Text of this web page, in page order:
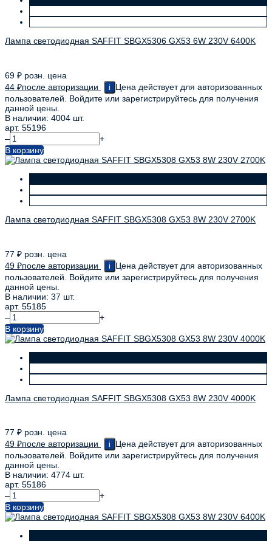
Лампа светодиодная SAFFIT SBGX5306 GX53 6W 230V 6400K
69 ₽ розн. цена
44 ₽после авторизации i
Цена действует для авторизованных
пользователей. Войдите или зарегистрируйтесь для получения
данной цены.
В наличии: 4004 шт.
арт. 55196
–
+
В корзину
Лампа светодиодная SAFFIT SBGX5308 GX53 8W 230V 2700K
77 ₽ розн. цена
49 ₽после авторизации i
Цена действует для авторизованных
пользователей. Войдите или зарегистрируйтесь для получения
данной цены.
В наличии: 37 шт.
арт. 55185
–
+
В корзину
Лампа светодиодная SAFFIT SBGX5308 GX53 8W 230V 4000K
77 ₽ розн. цена
49 ₽после авторизации i
Цена действует для авторизованных
пользователей. Войдите или зарегистрируйтесь для получения
данной цены.
В наличии: 4774 шт.
арт. 55186
–
+
В корзину